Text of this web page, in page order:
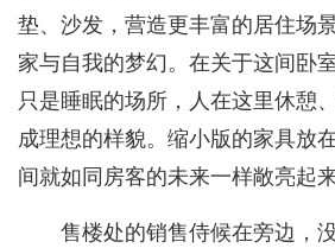
垫、沙发，营造更丰富的居住场
家与自我的梦幻。在关于这间卧
只是睡眠的场所，人在这里休憩
成理想的样貌。缩小版的家具放
间就如同房客的未来一样敞亮起来
售楼处的销售侍候在旁边，